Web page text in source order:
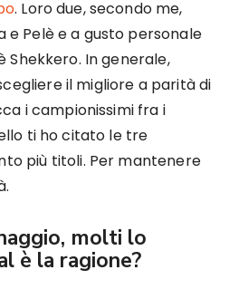
. Loro due, secondo me,
e Pelè e a gusto personale
Shekkero. In generale,
il migliore a parità di
i campionissimi fra i
ti ho citato le tre
più titoli. Per mantenere
molti lo
è la ragione?